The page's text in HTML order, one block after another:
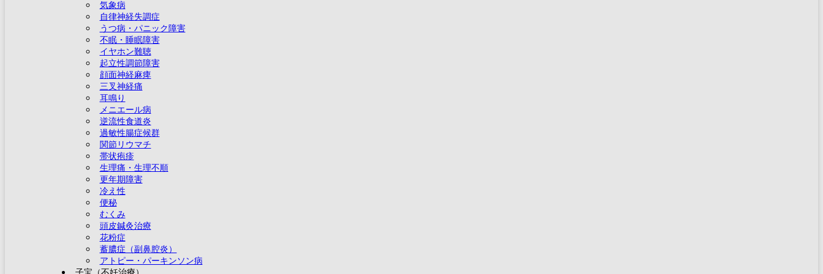
気象病
自律神経失調症
うつ病・パニック障害
不眠・睡眠障害
イヤホン難聴
起立性調節障害
顔面神経麻痺
三叉神経痛
耳鳴り
メニエール病
逆流性食道炎
過敏性腸症候群
関節リウマチ
帯状疱疹
生理痛・生理不順
更年期障害
冷え性
便秘
むくみ
頭皮鍼灸治療
花粉症
蓄膿症（副鼻腔炎）
アトピー・パーキンソン病